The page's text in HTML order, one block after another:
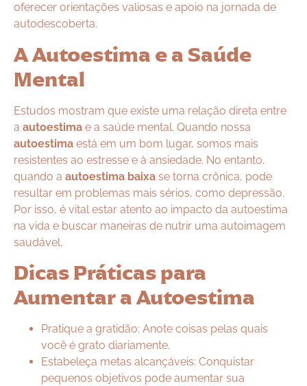
oferecer orientações valiosas e apoio na jornada de
autodescoberta.
A Autoestima e a Saúde
Mental
Estudos mostram que existe uma relação direta entre
a autoestima e a saúde mental. Quando nossa
autoestima está em um bom lugar, somos mais
resistentes ao estresse e à ansiedade. No entanto,
quando a autoestima baixa se torna crônica, pode
resultar em problemas mais sérios, como depressão.
Por isso, é vital estar atento ao impacto da autoestima
na vida e buscar maneiras de nutrir uma autoimagem
saudável.
Dicas Práticas para
Aumentar a Autoestima
Pratique a gratidão: Anote coisas pelas quais
você é grato diariamente.
Estabeleça metas alcançáveis: Conquistar
pequenos objetivos pode aumentar sua